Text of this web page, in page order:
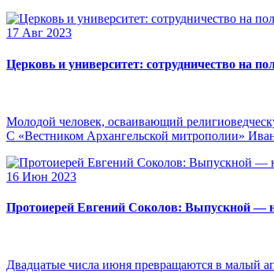
17 Авг 2023
Церковь и университет: сотрудничество на
Молодой человек, осваивающий
С «Вестником Архангельской митрополии»
16 Июн 2023
Протоиерей Евгений Соколов: Выпускной —
Двадцатые числа июня превращаются в малый